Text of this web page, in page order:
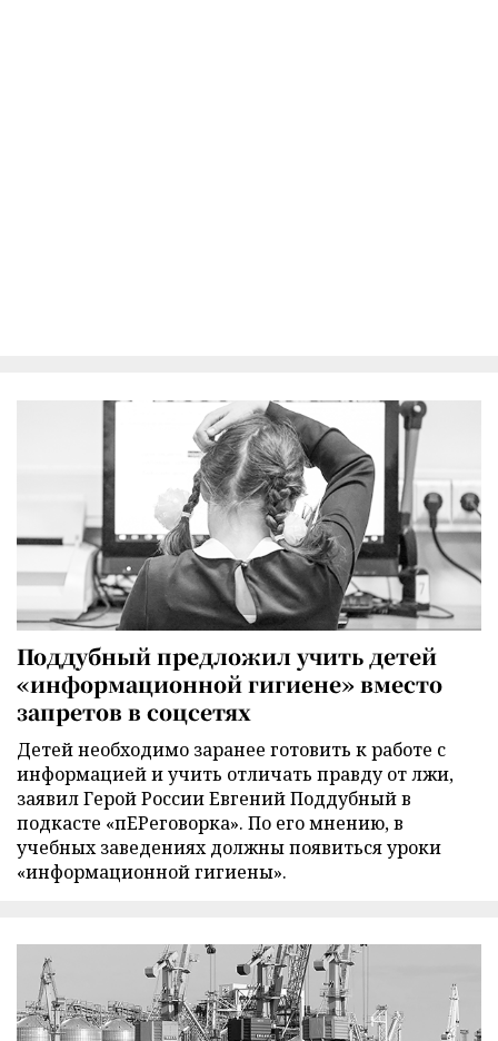
Поддубный предложил учить детей
«информационной гигиене» вместо
запретов в соцсетях
Детей необходимо заранее готовить к работе с
информацией и учить отличать правду от лжи,
заявил Герой России Евгений Поддубный в
подкасте «пЕРеговорка». По его мнению, в
учебных заведениях должны появиться уроки
«информационной гигиены».